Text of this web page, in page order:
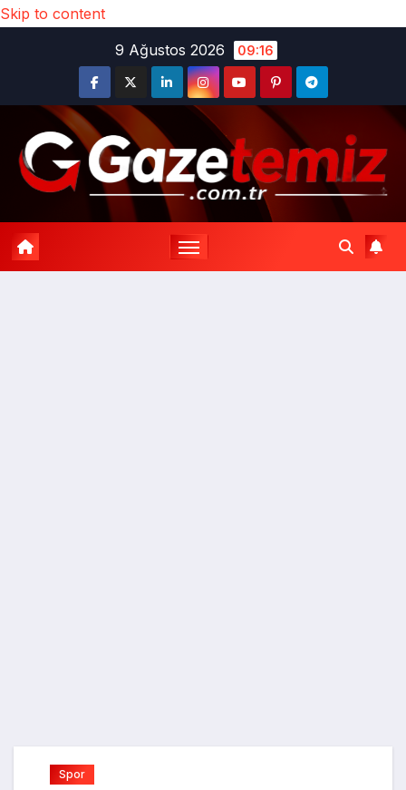
Skip to content
9 Ağustos 2026
09:16
Spor